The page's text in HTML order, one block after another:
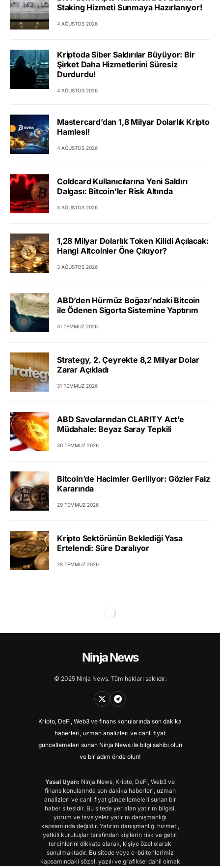
Staking Hizmeti Sunmaya Hazırlanıyor!
4 AĞUSTOS 2026
Kriptoda Siber Saldırılar Büyüyor: Bir
Şirket Daha Hizmetlerini Süresiz
Durdurdu!
4 AĞUSTOS 2026
Mastercard’dan 1,8 Milyar Dolarlık Kripto
Hamlesi!
4 AĞUSTOS 2026
Coldcard Kullanıcılarına Yeni Saldırı
Dalgası: Bitcoin’ler Risk Altında
3 AĞUSTOS 2026
1,28 Milyar Dolarlık Token Kilidi Açılacak:
Hangi Altcoinler Öne Çıkıyor?
3 AĞUSTOS 2026
ABD’den Hürmüz Boğazı’ndaki Bitcoin
ile Ödenen Sigorta Sistemine Yaptırım
31 TEMMUZ 2026
Strategy, 2. Çeyrekte 8,2 Milyar Dolar
Zarar Açıkladı
31 TEMMUZ 2026
ABD Savcılarından CLARITY Act’e
Müdahale: Beyaz Saray Tepkili
30 TEMMUZ 2026
Bitcoin’de Hacimler Geriliyor: Gözler Faiz
Kararında
29 TEMMUZ 2026
Kripto Sektörünün Beklediği Yasa
Ertelendi: Süre Daralıyor
28 TEMMUZ 2026
Ninja News
© 2025 Ninja News. Tüm hakları saklıdır.
Kripto, DeFi, Web3 ve finans konularında son dakika
haberleri, uzman analizleri ve canlı fiyat
güncellemeleri sunan Ninja News ile bilgi sahibi olun
ve bir adım önde olun!
Yasal Uyarı: Ninja News, Kripto, DeFi, Web3 ve
finans konularında son dakika haberleri, uzman
analizleri ve canlı fiyat güncellemeleri sunan bir
haber sitesidir. Bu sitede yer alan yatırım bilgisi,
yorum ve tavsiyeler yatırım danışmanlığı
kapsamında değildir. Yatırım danışmanlığı hizmeti,
yetkili kuruluşlar tarafından kişilerin risk ve getiri
tercihlerini dikkate alarak, kişiye özel olarak
sunulmaktadır. Bu sitede veya e-bültenlerimiz
kapsamındaki sözel, yazılı ve grafiksel dahil olmak